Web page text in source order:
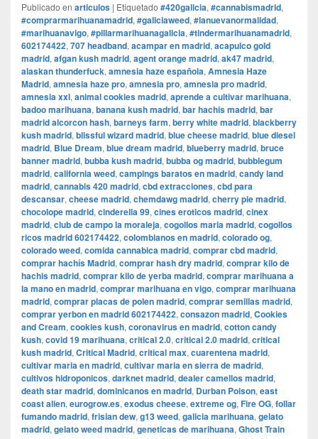
Publicado en articulos | Etiquetado #420galicia, #cannabismadrid,
#comprarmarihuanamadrid, #galiciaweed, #lanuevanormalidad,
#marihuanavigo, #pillarmarihuanagalicia, #tindermarihuanamadrid,
602174422, 707 headband, acampar en madrid, acapulco gold
madrid, afgan kush madrid, agent orange madrid, ak47 madrid,
alaskan thunderfuck, amnesia haze española, Amnesia Haze
Madrid, amnesia haze pro, amnesia pro, amnesia pro madrid,
amnesia xxl, animal cookies madrid, aprende a cultivar marihuana,
badoo marihuana, banana kush madrid, bar hachis madrid, bar
madrid alcorcon hash, barneys farm, berry white madrid, blackberry
kush madrid, blissful wizard madrid, blue cheese madrid, blue diesel
madrid, Blue Dream, blue dream madrid, blueberry madrid, bruce
banner madrid, bubba kush madrid, bubba og madrid, bubblegum
madrid, california weed, campings baratos en madrid, candy land
madrid, cannabis 420 madrid, cbd extracciones, cbd para
descansar, cheese madrid, chemdawg madrid, cherry pie madrid,
chocolope madrid, cinderella 99, cines eroticos madrid, cinex
madrid, club de campo la moraleja, cogollos maria madrid, cogollos
ricos madrid 602174422, colombianos en madrid, colorado og,
colorado weed, comida cannabica madrid, comprar cbd madrid,
comprar hachís Madrid, comprar hash dry madrid, comprar kilo de
hachis madrid, comprar kilo de yerba madrid, comprar marihuana a
la mano en madrid, comprar marihuana en vigo, comprar marihuana
madrid, comprar placas de polen madrid, comprar semillas madrid,
comprar yerbon en madrid 602174422, consazon madrid, Cookies
and Cream, cookies kush, coronavirus en madrid, cotton candy
kush, covid 19 marihuana, critical 2.0, critical 2.0 madrid, critical
kush madrid, Critical Madrid, critical max, cuarentena madrid,
cultivar maria en madrid, cultivar maria en sierra de madrid,
cultivos hidroponicos, darknet madrid, dealer camellos madrid,
death star madrid, dominicanos en madrid, Durban Poison, east
coast alien, eurogrow.es, exodus cheese, extreme og, Fire OG, follar
fumando madrid, frisian dew, g13 weed, galicia marihuana, gelato
madrid, gelato weed madrid, geneticas de marihuana, Ghost Train